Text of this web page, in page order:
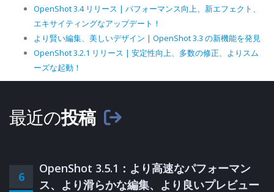
OpenShot 3.4 リリース | パフォーマンス向上、新エフェクト、
エキサイティングなアップデート！
より賢い編集、美しいデザイン | OpenShot 3.3 の新機能を発見
OpenShot 3.2.1 リリース | 安定性向上、多数の修正、よりスム
ーズな起動！
最近の投稿
6
OpenShot 3.5.1：より高速なパフォーマン
ス、より滑らかな編集、より良いプレビュー